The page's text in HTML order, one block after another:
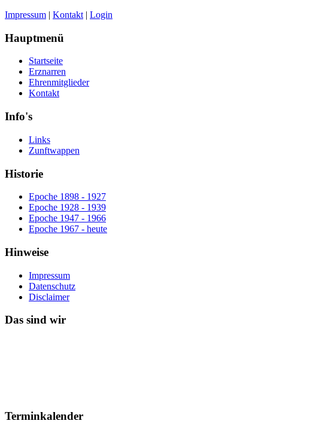
Impressum | Kontakt | Login
Hauptmenü
Startseite
Erznarren
Ehrenmitglieder
Kontakt
Info's
Links
Zunftwappen
Historie
Epoche 1898 - 1927
Epoche 1928 - 1939
Epoche 1947 - 1966
Epoche 1967 - heute
Hinweise
Impressum
Datenschutz
Disclaimer
Das sind wir
Terminkalender